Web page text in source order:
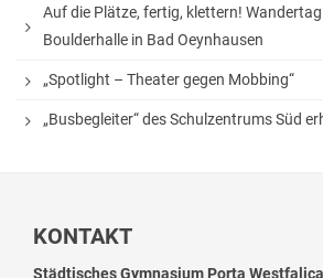
Theater
Schülerbibliothek
Medienscouts
Projekte
Auf die Plätze, fertig, klettern!
Boulderhalle in Bad Oeynhausen
„Spotlight – Theater gegen Mobbing“
„Busbegleiter“ des Schulzentrums Süd
KONTAKT
Städtisches Gymnasium Porta Westfalica